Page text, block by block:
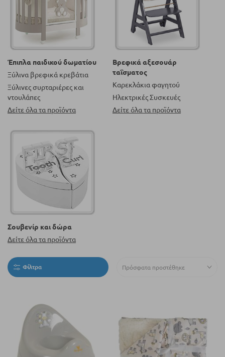
Έπιπλα παιδικού δωματίου
Ξύλινα βρεφικά κρεβάτια
Ξύλινες συρταριέρες και
ντουλάπες
Δείτε όλα τα προϊόντα
Βρεφικά αξεσουάρ
ταΐσματος
Καρεκλάκια φαγητού
Ηλεκτρικές Συσκευές
Δείτε όλα τα προϊόντα
Σουβενίρ και δώρα
Δείτε όλα τα προϊόντα
Φίλτρα